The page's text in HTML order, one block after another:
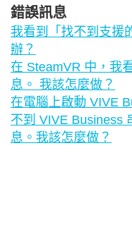
錯誤訊息
我看到「找不到支援
辦？
在 SteamVR 中，我
息。 我該怎麼做？
在電腦上啟動 VIVE
不到 VIVE Business
息。我該怎麼做？